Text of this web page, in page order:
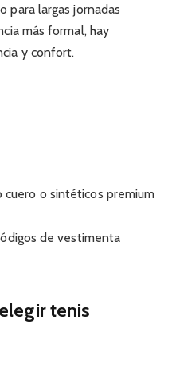
para largas jornadas
más formal, hay
y confort.
o sintéticos premium
de vestimenta
tenis